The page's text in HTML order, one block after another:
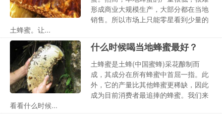
形成商业大规模生产，大部分都在当地
销售。所以市场上只能零星看到少量的
土蜂蜜。让...
什么时候喝当地蜂蜜最好？
土蜂蜜是土蜂(中国蜜蜂)采花酿制而
成，其成分在所有蜂蜜中首屈一指。此
外，它的产量比其他蜂蜜更稀缺，因此
成为目前消费者最追捧的蜂蜜。我们来
看看什么时候...